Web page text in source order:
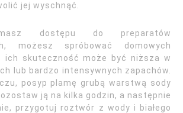
jej wyschnąć.
dostępu do preparatów
możesz spróbować domowych
ich skuteczność może być niższa w
lub bardzo intensywnych zapachów.
posyp plamę grubą warstwą sody
ją na kilka godzin, a następnie
przygotuj roztwór z wody i białego